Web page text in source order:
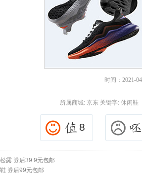
时间：2021-
所属商城: 京东关键字: 休闲鞋
8
露 券后39.9元包邮
券后99元包邮